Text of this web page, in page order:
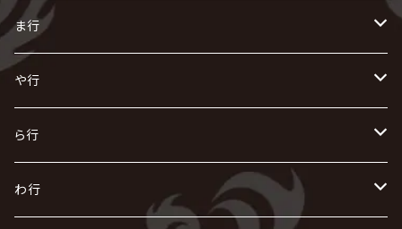
ACME / アクメ
浅葱 / ASAGI
Azavana
Acid Black Cherry
Initial'L
INORAN
色々な十字架
168 / 葵-168-
Versailles
Verde/
X JAPAN
AURORIZE
OFIAM
GACKT
KAKUMAY
the GazettE
GOTCHAROCKA
KiD
gives
KIRITO / キリト
グラビティ
[ kei ] / 圭
仮病
こ
GOATBED
ゴールデンボンバー
Psycho le Cému
櫻井敦司
XANVALA
Z CLEAR
Z CLEAR
超ジャシー
せ
ゼラ
零[Hz]
そ
SOPHIA
ZOMBIE / ぞんび
DAIGO
CHAQLA.
つ
て
D
DIAURA
と
東京花嫁
NIGHTMARE
NAZARE
に
NiEL
NICOLAS
ぬ
nurié
ね
NETH PRIERE CAIN
の
は
heidi.
H.U.G
ひ
HERO
美炎-BIEN-
ふ
Far East Dizain
へ
ま行
ま
THE MICRO HEAD 4N'S
MAO / マオ from SID
み
未完成アリス
む
や行
や
ヤミテラ / 外道反逆者ヤミテラ
ゆ
ら行
ら
わ行